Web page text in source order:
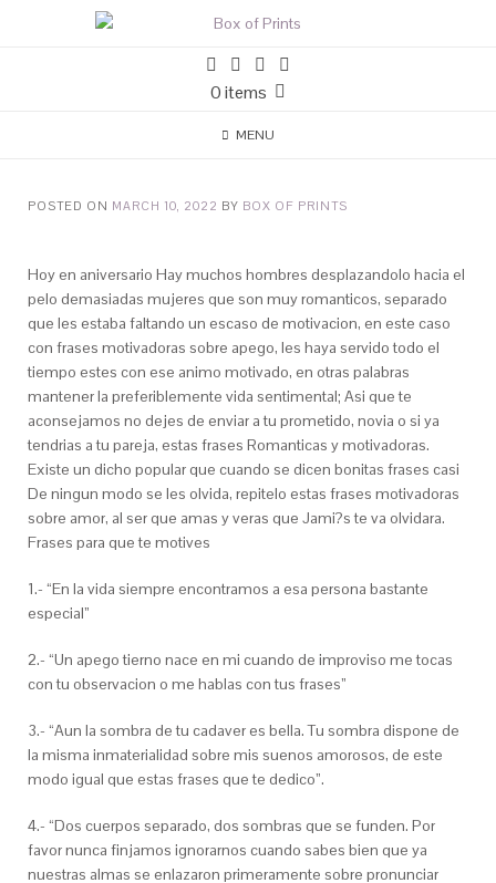
0 items
MENU
POSTED ON MARCH 10, 2022 BY BOX OF PRINTS
Hoy en aniversario Hay muchos hombres desplazandolo hacia el
pelo demasiadas mujeres que son muy romanticos, separado
que les estaba faltando un escaso de motivacion, en este caso
con frases motivadoras sobre apego, les haya servido todo el
tiempo estes con ese animo motivado, en otras palabras
mantener la preferiblemente vida sentimental; Asi que te
aconsejamos no dejes de enviar a tu prometido, novia o si ya
tendri­as a tu pareja, estas frases Romanticas y motivadoras.
Existe un dicho popular que cuando se dicen bonitas frases casi
De ningun modo se les olvida, repitelo estas frases motivadoras
sobre amor, al ser que amas y veras que Jami?s te va olvidara.
Frases para que te motives
1.- “En la vida siempre encontramos a esa persona bastante
especial”
2.- “Un apego tierno nace en mi cuando de improviso me tocas
con tu observacion o me hablas con tus frases”
3.- “Aun la sombra de tu cadaver es bella. Tu sombra dispone de
la misma inmaterialidad sobre mis suenos amorosos, de este
modo igual que estas frases que te dedico”.
4.- “Dos cuerpos separado, dos sombras que se funden. Por
favor nunca finjamos ignorarnos cuando sabes bien que ya
nuestras almas se enlazaron primeramente sobre pronunciar